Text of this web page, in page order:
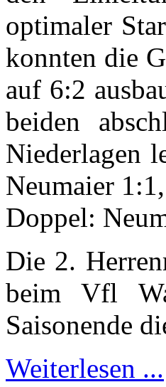
optimaler
konnten die
auf 6:2
beiden
Niederlagen
Neumaier
Doppel:
Die 2.
beim Vfl
Saisonende
Weiterlesen ...